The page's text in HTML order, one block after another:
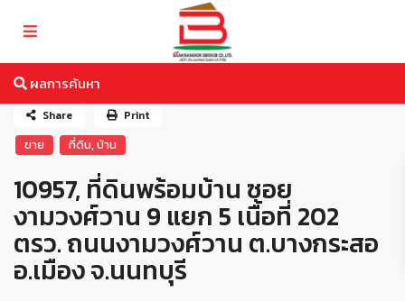
ผลการค้นหา
ขาย ที่ดิน,บ้าน
10957, ที่ดินพร้อมบ้าน ซอย
งามวงศ์วาน 9 แยก 5 เนื้อที่ 202
ตรว. ถนนงามวงศ์วาน ต.บางกระสอ
อ.เมือง จ.นนทบุรี
Share Print